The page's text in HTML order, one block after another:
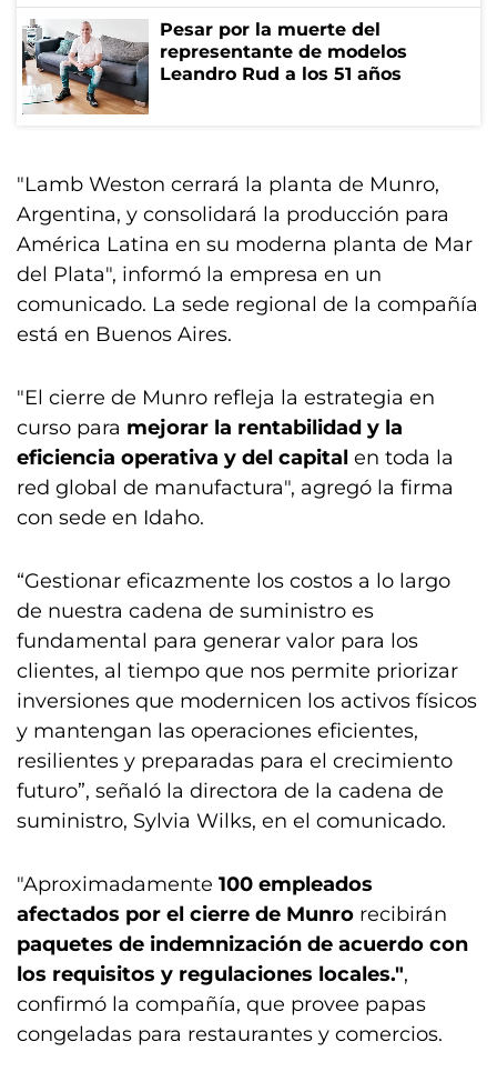
Pesar por la muerte del
representante de modelos
Leandro Rud a los 51 años
"Lamb Weston cerrará la planta de Munro,
Argentina, y consolidará la producción para
América Latina en su moderna planta de Mar
del Plata", informó la empresa en un
comunicado. La sede regional de la compañía
está en Buenos Aires.
"El cierre de Munro refleja la estrategia en
curso para mejorar la rentabilidad y la
eficiencia operativa y del capital en toda la
red global de manufactura", agregó la firma
con sede en Idaho.
“Gestionar eficazmente los costos a lo largo
de nuestra cadena de suministro es
fundamental para generar valor para los
clientes, al tiempo que nos permite priorizar
inversiones que modernicen los activos físicos
y mantengan las operaciones eficientes,
resilientes y preparadas para el crecimiento
futuro”, señaló la directora de la cadena de
suministro, Sylvia Wilks, en el comunicado.
"Aproximadamente 100 empleados
afectados por el cierre de Munro recibirán
paquetes de indemnización de acuerdo con
los requisitos y regulaciones locales.",
confirmó la compañía, que provee papas
congeladas para restaurantes y comercios.